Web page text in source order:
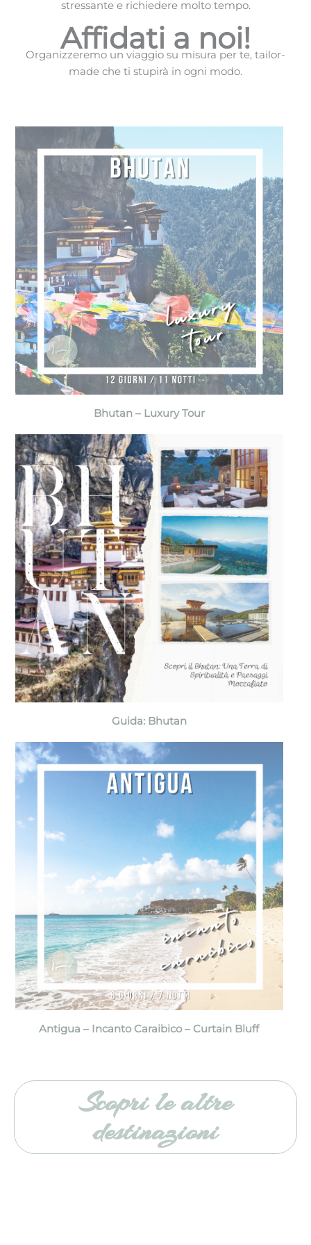
stressante e richiedere molto tempo.
Affidati a noi!
Organizzeremo un viaggio su misura per te, tailor-
made che ti stupirà in ogni modo.
Bhutan – Luxury Tour
Guida: Bhutan
Antigua – Incanto Caraibico – Curtain Bluff
Scopri le altre
destinazioni